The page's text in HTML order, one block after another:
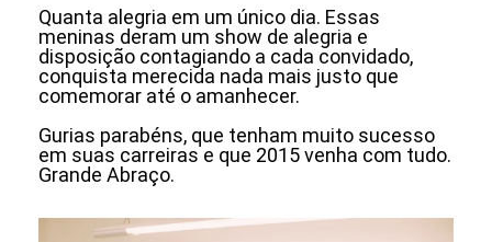
Quanta alegria em um único dia. Essas
meninas deram um show de alegria e
disposição contagiando a cada convidado,
conquista merecida nada mais justo que
comemorar até o amanhecer.
Gurias parabéns, que tenham muito sucesso
em suas carreiras e que 2015 venha com tudo.
Grande Abraço.